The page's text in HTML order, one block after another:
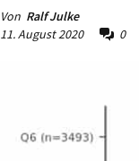
Von Ralf Julke
11. August 2020
0